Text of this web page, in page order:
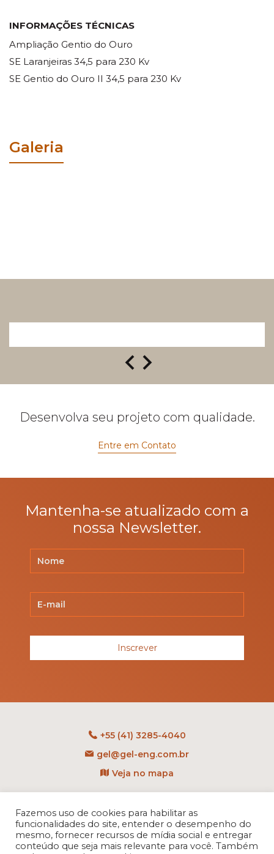
INFORMAÇÕES TÉCNICAS
Ampliação Gentio do Ouro
SE Laranjeiras 34,5 para 230 Kv
SE Gentio do Ouro II 34,5 para 230 Kv
Galeria
Desenvolva seu projeto com qualidade.
Entre em Contato
Mantenha-se atualizado com a
nossa Newsletter.
Inscrever
+55 (41) 3285-4040
gel@gel-eng.com.br
Veja no mapa
CEP: 81290-060 - CIC
Curitiba - PR - Brasil
Fazemos uso de cookies para habilitar as
funcionalidades do site, entender o desempenho do
mesmo, fornecer recursos de mídia social e entregar
conteúdo que seja mais relevante para você. Também